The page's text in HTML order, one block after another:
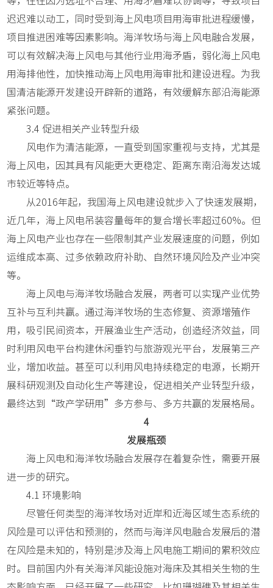
迟迟难以动工，同时受到海上风电项目用海审批进程缓慢，
项目推进困难等因素影响。海洋牧场与海上风电融合发展，
可以有效解决海上风电与其他行业用海矛盾，弱化海上风电
用海排他性，加快推动海上风电用海审批和建设进程。为我
国清洁能源开发建设开辟新的道路，有效缓解东部沿海能源
紧张问题。
3.4 促进相关产业转型升级
风电作为清洁能源，一直受到国家重视与支持，尤其是
海上风电，因其具有风能更大更稳定、距离东南沿海发达城
市较近等特点。
从2016年起，我国海上风电建设就步入了快速发展期，
近几年，海上风电吊装容量每年的复合增长率超过60%。但
海上风电产业也存在一些限制其产业发展速度的问题，例如
运维成本高、过多依赖政府补助、自然环境风险及产业冲突
等。
海上风电与海洋牧场融合发展，两者可以实现产业优势
互补与互利共赢。通过海洋牧场的生态修复、资源增殖作
用，吸引民间资本，开展渔业生产活动，创造经济效益，同
时利用风电平台构建休闲垂钓与旅游观光平台，发展第三产
业，增加收益。甚至可以利用风电持续稳定的电源，长期开
展科研观测及自动化生产等建设，促进相关产业转型升级，
最终达到“政产学研用”多方参与、多方共赢的发展格局。
4
发展瓶颈
海上风电和海洋牧场融合发展存在着复杂性，需要开展
进一步的研究。
4.1 环境影响
尽管任何类型的海洋牧场对近岸和近海区域生态系统的
风险是可以评估和预测的，然而与海洋风电融合发展后的潜
在风险是未知的，特别是涉及海上风电施工期间的累积效应
时。目前国内外有关海洋风能设施对海床及其相关生物的生